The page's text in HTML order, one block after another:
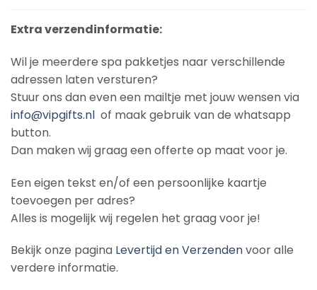
Extra verzendinformatie:
Wil je meerdere spa pakketjes naar verschillende
adressen laten versturen?
Stuur ons dan even een mailtje met jouw wensen via
info@vipgifts.nl of maak gebruik van de whatsapp
button.
Dan maken wij graag een offerte op maat voor je.
Een eigen tekst en/of een persoonlijke kaartje
toevoegen per adres?
Alles is mogelijk wij regelen het graag voor je!
Bekijk onze pagina Levertijd en Verzendenvoor alle
verdere informatie.